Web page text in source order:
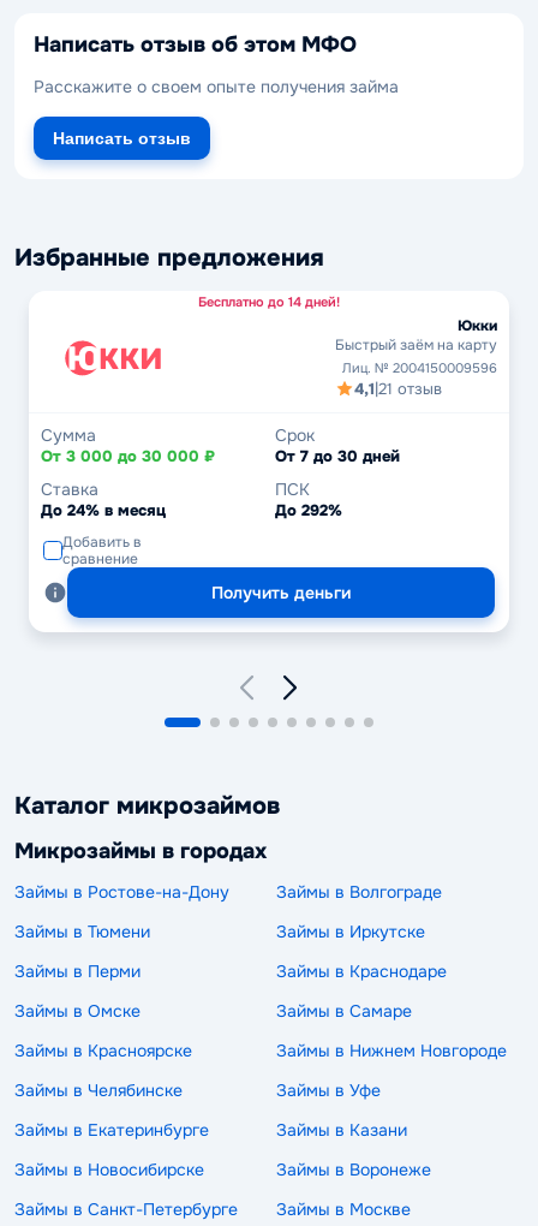
Написать отзыв об этом МФО
Расскажите о своем опыте получения займа
Написать отзыв
Избранные предложения
Бесплатно до 14 дней!
Юкки
Быстрый заём на карту
Лиц. № 2004150009596
4,1|21 отзыв
Сумма
От 3 000 до 30 000 ₽
Срок
От 7 до 30 дней
Ставка
До 24% в месяц
ПСК
До 292%
Добавить в
сравнение
Получить деньги
Каталог микрозаймов
Микрозаймы в городах
Займы в Ростове-на-Дону
Займы в Волгограде
Займы в Тюмени
Займы в Иркутске
Займы в Перми
Займы в Краснодаре
Займы в Омске
Займы в Самаре
Займы в Красноярске
Займы в Нижнем Новгороде
Займы в Челябинске
Займы в Уфе
Займы в Екатеринбурге
Займы в Казани
Займы в Новосибирске
Займы в Воронеже
Займы в Санкт-Петербурге
Займы в Москве